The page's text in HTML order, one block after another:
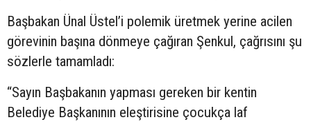
Başbakan Ünal Üstel’i polemik üretmek yerine acilen
görevinin başına dönmeye çağıran Şenkul, çağrısını şu
sözlerle tamamladı:
“Sayın Başbakanın yapması gereken bir kentin
Belediye Başkanının eleştirisine çocukça laf